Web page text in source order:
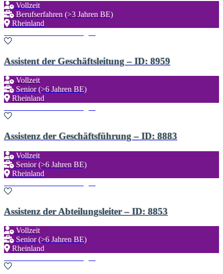
Vollzeit
Berufserfahren (>3 Jahren BE)
Rheinland
Assistent der Geschäftsleitung – ID: 8959
Vollzeit
Senior (>6 Jahren BE)
Rheinland
Assistenz der Geschäftsführung – ID: 8883
Vollzeit
Senior (>6 Jahren BE)
Rheinland
Assistenz der Abteilungsleiter – ID: 8853
Vollzeit
Senior (>6 Jahren BE)
Rheinland